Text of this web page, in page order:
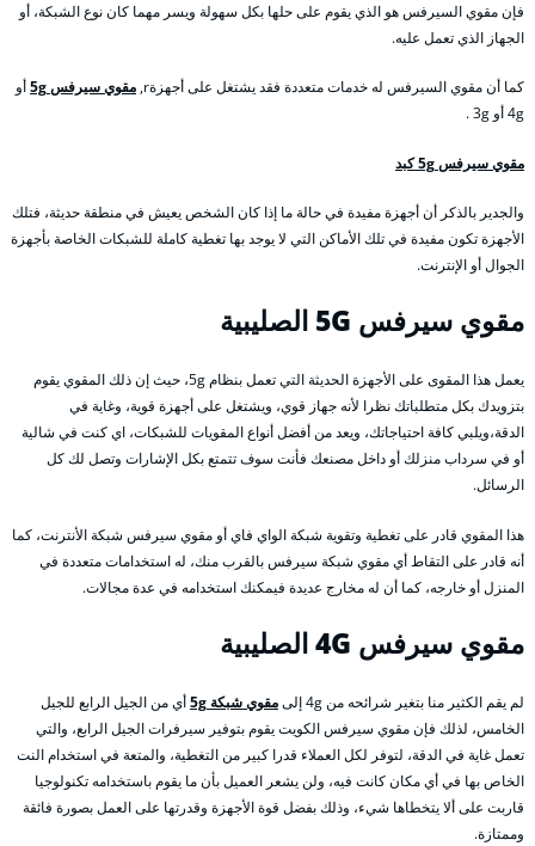
فإن مقوي السيرفس هو الذي يقوم على حلها بكل سهولة ويسر مهما كان نوع الشبكة، أو
الجهاز الذي تعمل عليه.
كما أن مقوي السيرفس له خدمات متعددة فقد يشتغل على أجهزةr, مقوي سيرفس 5g
أو
4g أو 3g .
مقوي سيرفس 5g كبد
والجدير بالذكر أن أجهزة مفيدة في حالة ما إذا كان الشخص يعيش في منطقة حديثة، فتلك
الأجهزة تكون مفيدة في تلك الأماكن التي لا يوجد بها تغطية كاملة للشبكات الخاصة بأجهزة
الجوال أو الإنترنت.
مقوي سيرفس 5G الصليبية
يعمل هذا المقوى على الأجهزة الحديثة التي تعمل بنظام 5g، حيث إن ذلك المقوي يقوم
بتزويدك بكل متطلباتك نظرا لأنه جهاز قوي، ويشتغل على أجهزة قوية، وغاية في
الدقة،ويلبي كافة احتياجاتك، ويعد من أفضل أنواع المقويات للشبكات، اي كنت في شالية
أو في سرداب منزلك أو داخل مصنعك فأنت سوف تتمتع بكل الإشارات وتصل لك كل
الرسائل.
هذا المقوي قادر على تغطية وتقوية شبكة الواي فاي أو مقوي سيرفس شبكة الأنترنت، كما
أنه قادر على التقاط أي مقوي شبكة سيرفس بالقرب منك، له استخدامات متعددة في
المنزل أو خارجه، كما أن له مخارج عديدة فيمكنك استخدامه في عدة مجالات.
مقوي سيرفس 4G الصليبية
لم يقم الكثير منا بتغير شرائحه من 4g إلى مقوي شبكة 5g
أي من الجيل الرابع للجيل
الخامس، لذلك فإن مقوي سيرفس الكويت يقوم بتوفير سيرفرات الجيل الرابع، والتي
تعمل غاية في الدقة، لتوفر لكل العملاء قدرا كبير من التغطية، والمتعة في استخدام النت
الخاص بها في أي مكان كانت فيه، ولن يشعر العميل بأن ما يقوم باستخدامه تكنولوجيا
قاربت على ألا يتخطاها شيء، وذلك بفضل قوة الأجهزة وقدرتها على العمل بصورة فائقة
وممتازة.